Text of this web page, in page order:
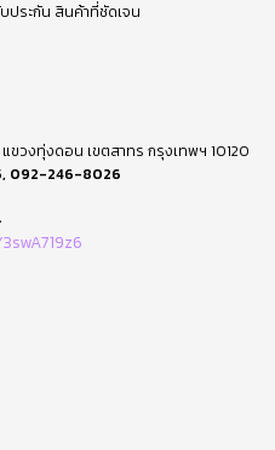
ประกัน สินค้าที่ชัดเจน
วงทุ่งดอน เขตสาทร กรุงเทพฯ 10120
, 092-246-8026